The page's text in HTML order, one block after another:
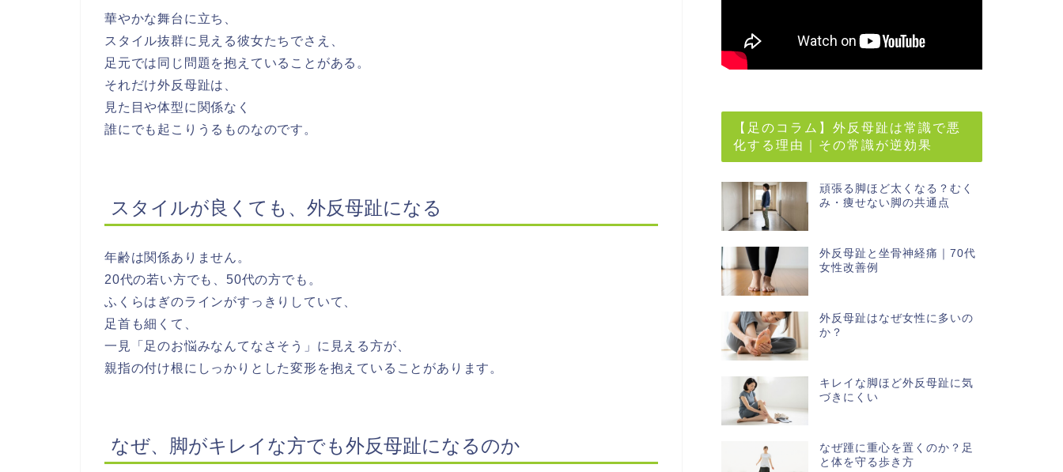
華やかな舞台に立ち、
スタイル抜群に見える彼女たちでさえ、
足元では同じ問題を抱えていることがある。
それだけ外反母趾は、
見た目や体型に関係なく
誰にでも起こりうるものなのです。
スタイルが良くても、外反母趾になる
年齢は関係ありません。
20代の若い方でも、50代の方でも。
ふくらはぎのラインがすっきりしていて、
足首も細くて、
一見「足のお悩みなんてなさそう」に見える方が、
親指の付け根にしっかりとした変形を抱えていることがあります。
なぜ、脚がキレイな方でも外反母趾になるのか
【足のコラム】外反母趾は常識で悪
化する理由｜その常識が逆効果
頑張る脚ほど太くなる？むく
み・痩せない脚の共通点
外反母趾と坐骨神経痛｜70代
女性改善例
外反母趾はなぜ女性に多いの
か？
キレイな脚ほど外反母趾に気
づきにくい
なぜ踵に重心を置くのか？足
と体を守る歩き方